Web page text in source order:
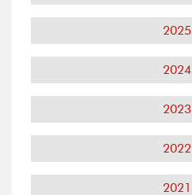
2025
2024
2023
2022
2021